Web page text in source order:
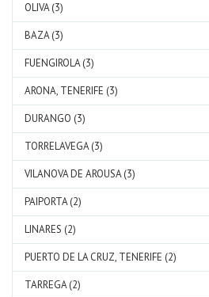
OLIVA (3)
BAZA (3)
FUENGIROLA (3)
ARONA, TENERIFE (3)
DURANGO (3)
TORRELAVEGA (3)
VILANOVA DE AROUSA (3)
PAIPORTA (2)
LINARES (2)
PUERTO DE LA CRUZ, TENERIFE (2)
TARREGA (2)